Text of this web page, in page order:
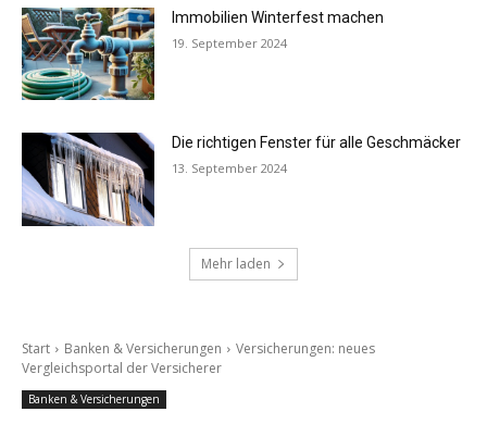
Immobilien Winterfest machen
19. September 2024
Die richtigen Fenster für alle Geschmäcker
13. September 2024
Mehr laden